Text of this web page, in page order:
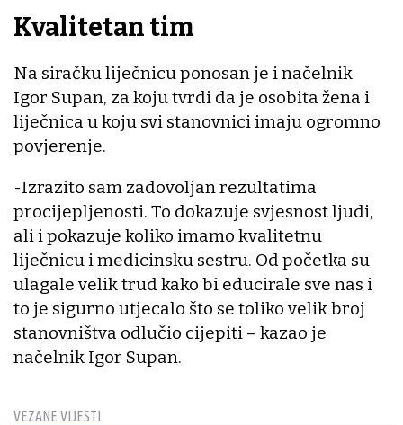
VEZANE VIJESTI
Kvalitetan tim
Na siračku liječnicu ponosan je i načelnik
Igor Supan, za koju tvrdi da je osobita žena i
liječnica u koju svi stanovnici imaju ogromno
povjerenje.
-Izrazito sam zadovoljan rezultatima
procijepljenosti. To dokazuje svjesnost ljudi,
ali i pokazuje koliko imamo kvalitetnu
liječnicu i medicinsku sestru. Od početka su
ulagale velik trud kako bi educirale sve nas i
to je sigurno utjecalo što se toliko velik broj
stanovništva odlučio cijepiti – kazao je
načelnik Igor Supan.